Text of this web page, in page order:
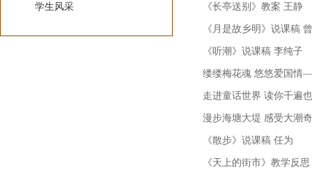
学生风采 《长亭送别》教案 王静
《月是故乡明》说课稿
《听潮》说课稿 李纯子
缕缕梅花魂 悠悠爱国情
走进童话世界 读你千遍
漫步海塘大堤 感受大潮
《散步》说课稿 任为
《天上的街市》教学反思